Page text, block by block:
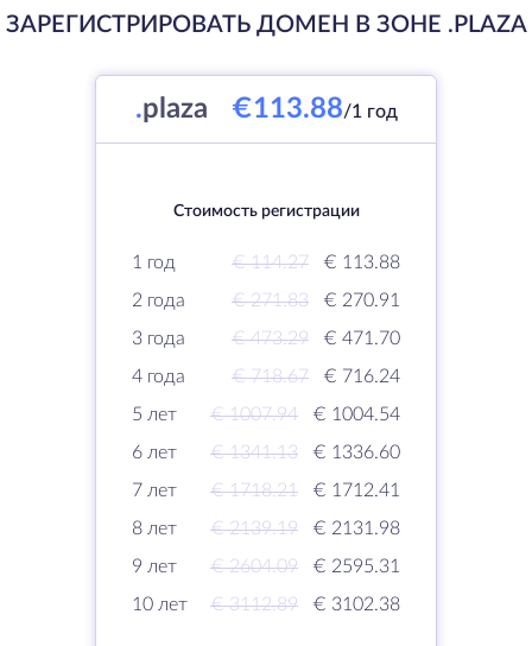
ЗАРЕГИСТРИРОВАТЬ ДОМЕН В ЗОНЕ .PLAZA
.plaza €113.88/1 год
Стоимость регистрации
1 год € 114.27
€ 113.88
2 года
€ 271.83
€ 270.91
3 года
€ 473.29
€ 471.70
4 года
€ 718.67
€ 716.24
5 лет
€ 1007.94
€ 1004.54
6 лет
€ 1341.13
€ 1336.60
7 лет
€ 1718.21
€ 1712.41
8 лет
€ 2139.19
€ 2131.98
9 лет
€ 2604.09
€ 2595.31
10 лет
€ 3112.89 € 3102.38